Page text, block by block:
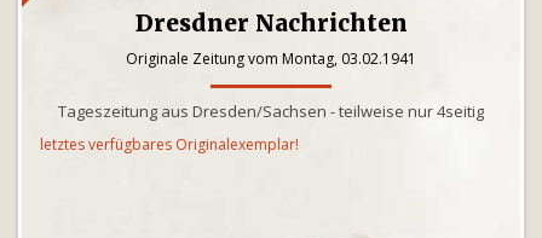
Dresdner Nachrichten
Originale Zeitung vom Montag, 03.02.1941
Tageszeitung aus Dresden/Sachsen - teilweise nur 4seitig
letztes verfügbares Originalexemplar!